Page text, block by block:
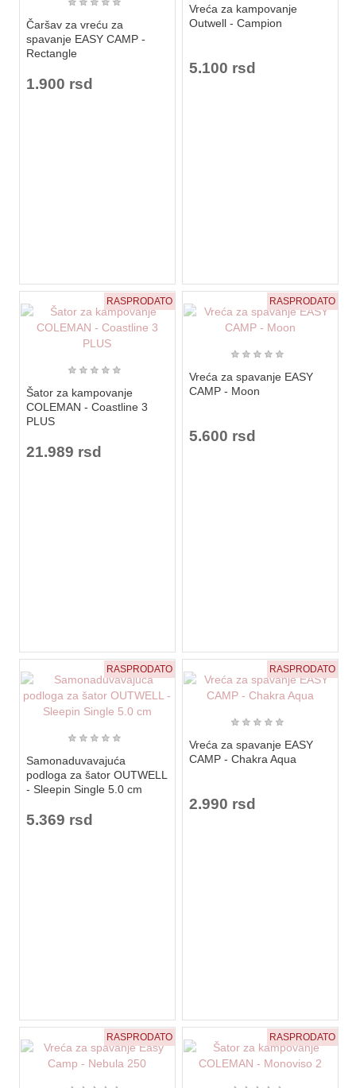
Čaršav za vreću za
spavanje EASY CAMP -
Rectangle
1.900 rsd
Vreća za kampovanje
Outwell - Campion
5.100 rsd
RASPRODATO
★ ★ ★ ★ ★
Šator za kampovanje
COLEMAN - Coastline 3
PLUS
21.989 rsd
RASPRODATO
★ ★ ★ ★ ★
Vreća za spavanje EASY
CAMP - Moon
5.600 rsd
RASPRODATO
★ ★ ★ ★ ★
Samonaduvavajuća
podloga za šator OUTWELL
- Sleepin Single 5.0 cm
5.369 rsd
RASPRODATO
★ ★ ★ ★ ★
Vreća za spavanje EASY
CAMP - Chakra Aqua
2.990 rsd
RASPRODATO RASPRODATO